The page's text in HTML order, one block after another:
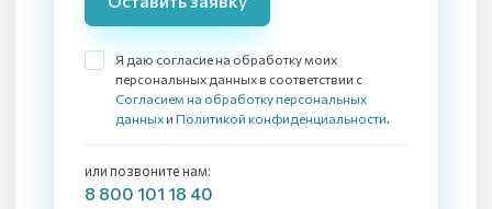
Я даю согласие на обработку моих
персональных данных в соответствии с
Согласием на обработку персональных
данных и Политикой конфиденциальности.
или позвоните нам:
8 800 101 18 40